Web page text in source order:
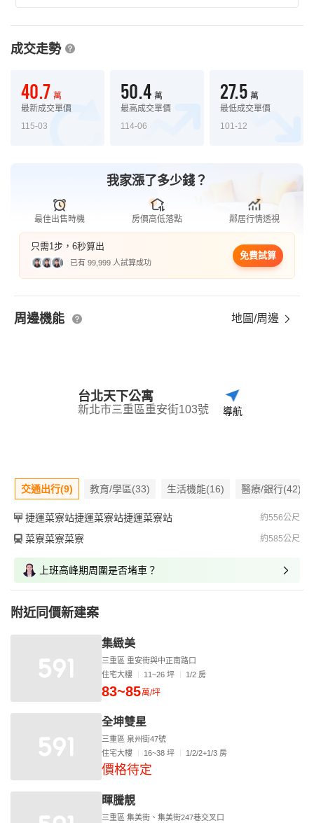
成交走勢
40.7 萬
最新成交單價
115-03
50.4 萬
最高成交單價
114-06
27.5 萬
最低成交單價
101-12
我家漲了多少錢？
最佳出售時機 房價高低落點 鄰居行情透視
只需1步，6秒算出
已有 99,999 人試算成功
免費試算
周邊機能 地圖/周邊
台北天下公寓
新北市三重區重安街103號 導航
交通出行(9) 教育/學區(33) 生活機能(16) 醫療/銀行(42)
捷運菜寮站捷運菜寮站捷運菜寮站 約556公尺
菜寮菜寮菜寮 約585公尺
上班高峰期周圍是否堵車？
附近同價新建案
集緻美
三重區 重安街與中正南路口
住宅大樓
11~26 坪 1/2 房
83~85萬/坪
全坤雙星
三重區 泉州街47號
住宅大樓
16~38 坪 1/2/2+1/3 房
價格待定
暉騰靚
三重區 集美街、集美街247巷交叉口